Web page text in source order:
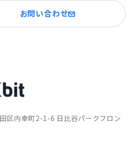
お問い合わせ
区内幸町2-1-6 日比谷パークフロン